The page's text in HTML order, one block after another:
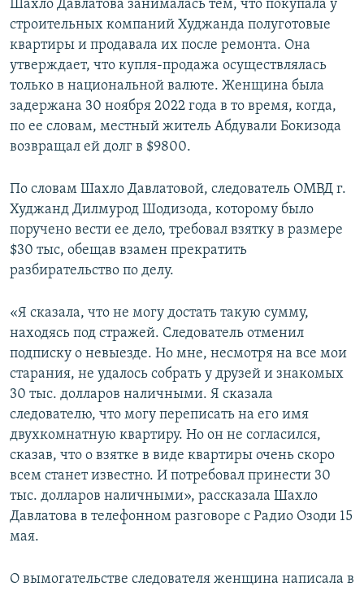
Шахло Давлатова занималась тем, что покупала у
строительных компаний Худжанда полуготовые
квартиры и продавала их после ремонта. Она
утверждает, что купля-продажа осуществлялась
только в национальной валюте. Женщина была
задержана 30 ноября 2022 года в то время, когда,
по ее словам, местный житель Абдували Бокизода
возвращал ей долг в $9800.
По словам Шахло Давлатовой, следователь ОМВД г.
Худжанд Дилмурод Шодизода, которому было
поручено вести ее дело, требовал взятку в размере
$30 тыс, обещав взамен прекратить
разбирательство по делу.
«Я сказала, что не могу достать такую сумму,
находясь под стражей. Следователь отменил
подписку о невыезде. Но мне, несмотря на все мои
старания, не удалось собрать у друзей и знакомых
30 тыс. долларов наличными. Я сказала
следователю, что могу переписать на его имя
двухкомнатную квартиру. Но он не согласился,
сказав, что о взятке в виде квартиры очень скоро
всем станет известно. И потребовал принести 30
тыс. долларов наличными», рассказала Шахло
Давлатова в телефонном разговоре с Радио Озоди 15
мая.
О вымогательстве следователя женщина написала в